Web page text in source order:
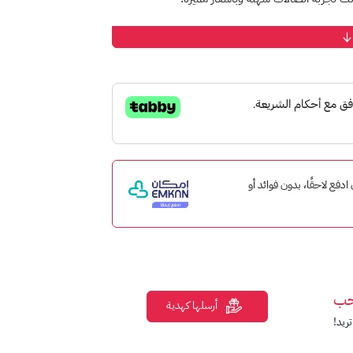
انستقرام، سناب شات، يوتيوب، وتساب)
ادفع لاحقًا، بدون فوائد أو
أرسلها كهدية